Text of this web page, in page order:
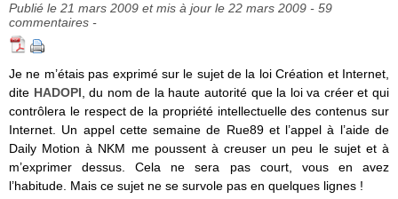
Publié le 21 mars 2009 et mis à jour le 22 mars 2009 - 59
commentaires -
Je ne m’étais pas exprimé sur le sujet de la loi Création et Internet,
dite HADOPI , du nom de la haute autorité que la loi va créer et qui
contrôlera le respect de la propriété intellectuelle des contenus sur
Internet. Un appel cette semaine de Rue89 et l’appel à l’aide de
Daily Motion à NKM me poussent à creuser un peu le sujet et à
m’exprimer dessus. Cela ne sera pas court, vous en avez
l’habitude. Mais ce sujet ne se survole pas en quelques lignes !